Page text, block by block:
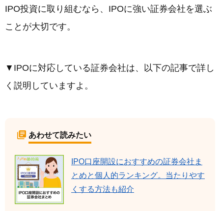
IPO投資に取り組むなら、IPOに強い証券会社を選ぶ
ことが大切です。
▼IPOに対応している証券会社は、以下の記事で詳し
く説明していますよ。
あわせて読みたい
IPO口座開設におすすめの証券会社ま
とめと個人的ランキング。当たりやす
くする方法も紹介